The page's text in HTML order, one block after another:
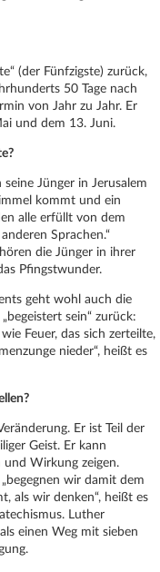
(der Fünfzigste) zurück,
50 Tage nach
von Jahr zu Jahr. Er
und dem 13. Juni.
Jünger in Jerusalem
kommt und ein
alle erfüllt von dem
Sprachen.“
die Jünger in ihrer
Pfingstwunder.
geht wohl auch die
sein“ zurück:
Feuer, das sich zerteilte,
nieder“, heißt es
Er ist Teil der
Geist. Er kann
und Wirkung zeigen.
wir damit dem
als wir denken“, heißt es
Luther
einen Weg mit sieben